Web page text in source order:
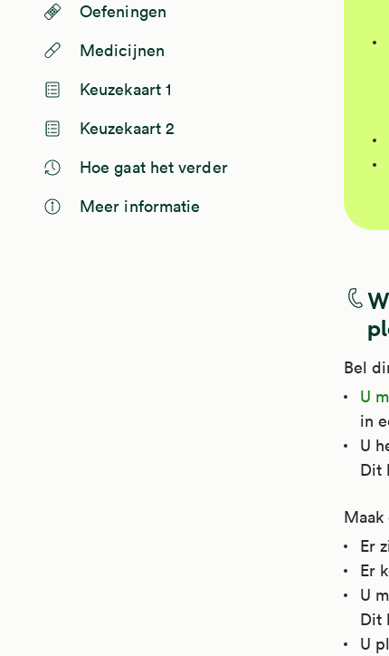
Oefeningen
Medicijnen
Keuzekaart 1
Keuzekaart 2
Hoe gaat het verder
Meer informatie
Bel
U
in
U
Dit
Maak
Er
Er
U
Dit
U